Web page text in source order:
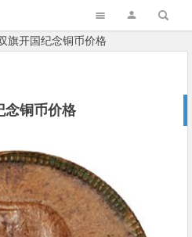
旗开国纪念铜币价格
念铜币价格